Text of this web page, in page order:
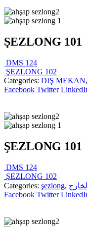
ŞEZLONG 101
DMS 124
ŞEZLONG 102
Categories: DIŞ MEKAN,
Facebook Twitter
ŞEZLONG 101
DMS 124
ŞEZLONG 102
Categories: şezlong,
Facebook Twitter